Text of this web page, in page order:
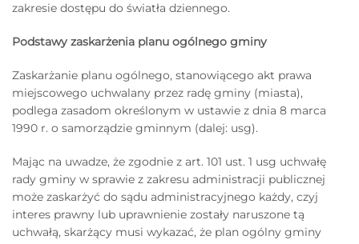
zakresie dostępu do światła dziennego.
Podstawy zaskarżenia planu ogólnego gminy
Zaskarżanie planu ogólnego, stanowiącego akt prawa
miejscowego uchwalany przez radę gminy (miasta),
podlega zasadom określonym w ustawie z dnia 8 marca
1990 r. o samorządzie gminnym (dalej: usg).
Mając na uwadze, że zgodnie z art. 101 ust. 1 usg uchwałę
rady gminy w sprawie z zakresu administracji publicznej
może zaskarżyć do sądu administracyjnego każdy, czyj
interes prawny lub uprawnienie zostały naruszone tą
uchwałą, skarżący musi wykazać, że plan ogólny gminy